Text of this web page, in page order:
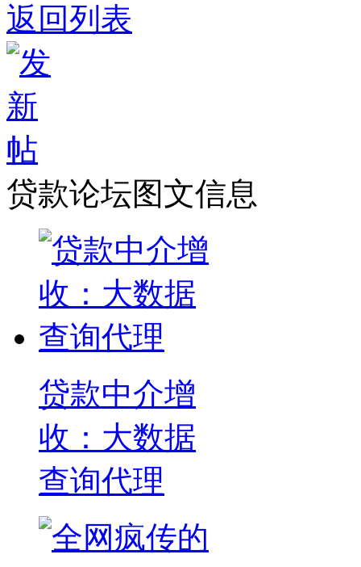
返回列表
贷款论坛图文信息
贷款中介增
收：大数据
查询代理